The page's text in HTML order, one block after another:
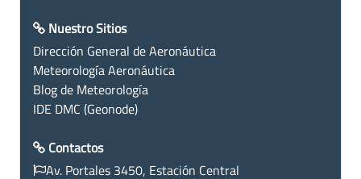
Nuestro Sitios
Dirección General de Aeronáutica
Meteorología Aeronáutica
Blog de Meteorología
IDE DMC (Geonode)
Contactos
Av. Portales 3450, Estación Central